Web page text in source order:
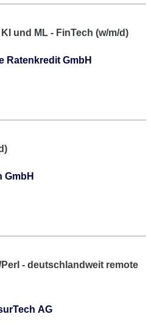
und ML - FinTech (w/m/d)
Europace Ratenkredit GmbH
GmbH
- deutschlandweit remote
InsurTech AG